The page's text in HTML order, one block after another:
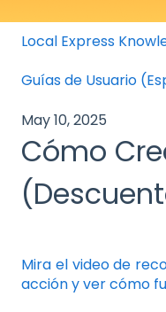
Local Express
Guías de Usuario
May 10, 2025
Cómo
Mira el video de
acción y ver cómo